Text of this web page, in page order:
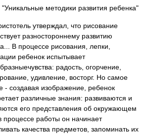
методики развития ребенка"
утверждал, что рисование
разностороннему развитию
В процессе рисования, лепки,
ребенок испытывает
радость, огорчение,
удивление, восторг. Но самое
- создавая изображение, ребенок
различные знания: развиваются и
его представления об окружающем
процессе работы он начинает
качества предметов, запоминать их